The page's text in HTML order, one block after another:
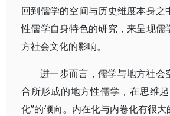
回到儒学的空间与历史维度本身之
性儒学自身特色的研究，来呈现儒
方社会文化的影响。
进一步而言，儒学与地方社会
合所形成的地方性儒学，在思维
化”的倾向。内在化与内卷化有很